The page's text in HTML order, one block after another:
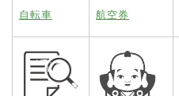
自転車 航空券